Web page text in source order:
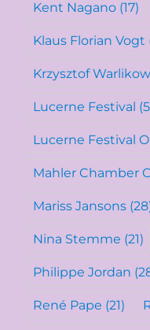
Kent Nagano (17)
Klaus Florian Vogt
Krzysztof
Lucerne Festival
Lucerne Festival
Mahler Chamber
Mariss Jansons
Nina Stemme (21)
Philippe Jordan
René Pape (21)